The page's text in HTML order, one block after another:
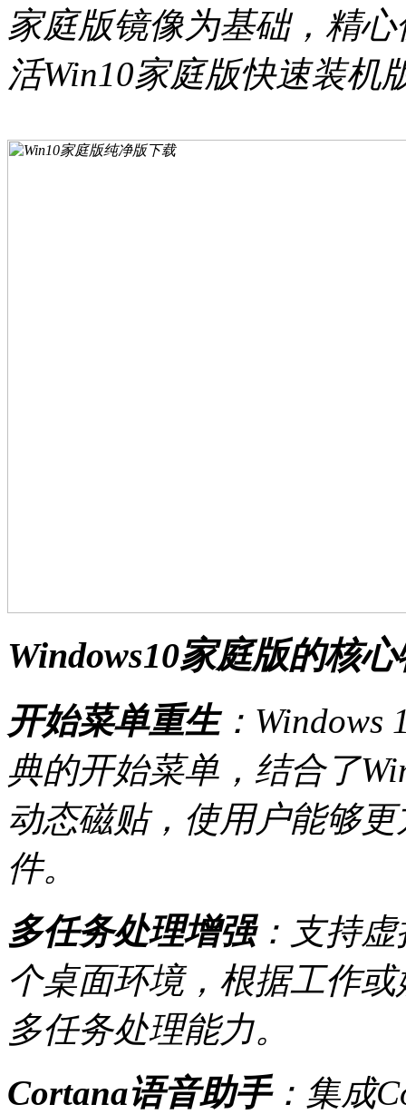
家庭版镜像为基础，精
活Win10家庭版快速装机
Windows10家庭版的核
开始菜单重生：Windows
典的开始菜单，结合了
动态磁贴，使用户能够
件。
多任务处理增强：支持
个桌面环境，根据工作
多任务处理能力。
Cortana语音助手：集成